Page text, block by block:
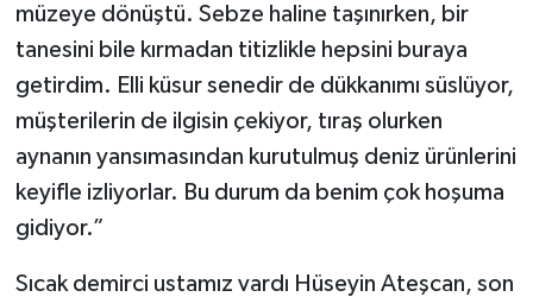
müzeye dönüştü. Sebze haline taşınırken, bir
tanesini bile kırmadan titizlikle hepsini buraya
getirdim. Elli küsur senedir de dükkanımı süslüyor,
müşterilerin de ilgisin çekiyor, tıraş olurken
aynanın yansımasından kurutulmuş deniz ürünlerini
keyifle izliyorlar. Bu durum da benim çok hoşuma
gidiyor.”
Sıcak demirci ustamız vardı Hüseyin Ateşcan, son